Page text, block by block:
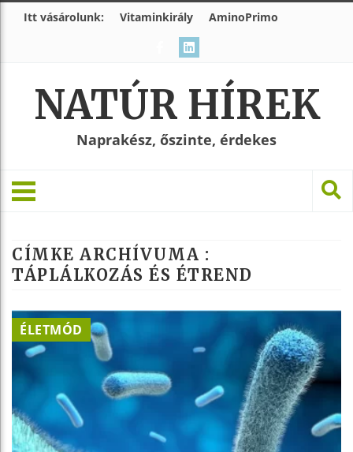
Itt vásárolunk: Vitaminkirály AminoPrimo
NATÚR HÍREK
Naprakész, őszinte, érdekes
CÍMKE ARCHÍVUMA :
TÁPLÁLKOZÁS ÉS ÉTREND
ÉLETMÓD